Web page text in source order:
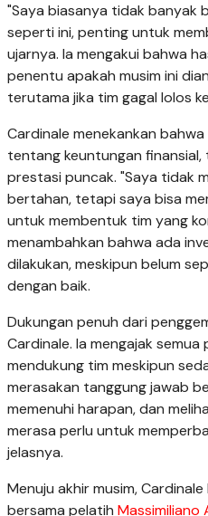
"Saya biasanya tidak banyak
seperti ini, penting untuk
ujarnya. Ia mengakui bahwa
penentu apakah musim ini
terutama jika tim gagal lolos
Cardinale menekankan
tentang keuntungan
prestasi puncak. "Saya tidak
bertahan, tetapi saya bisa
untuk membentuk tim yang
menambahkan bahwa ada
dilakukan, meskipun belum
dengan baik.
Dukungan penuh dari
Cardinale. Ia mengajak
mendukung tim meskipun
merasakan tanggung jawab
memenuhi harapan, dan
merasa perlu untuk
jelasnya.
Menuju akhir musim,
bersama pelatih Massimiliano